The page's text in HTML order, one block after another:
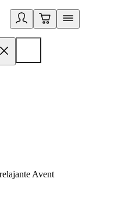
Avent